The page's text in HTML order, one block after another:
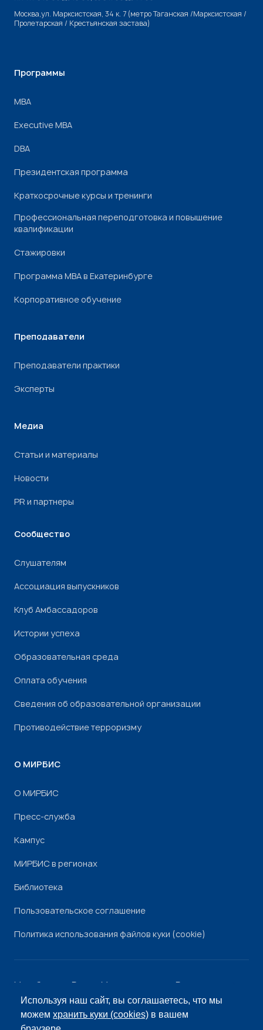
Используя наш сайт, вы соглашаетесь, что мы
можемхранить куки (cookies) в вашем
Москва,ул. Марксистская, 34 к. 7 (метро Таганская /Марксистская /
Пролетарская / Крестьянская застава)
Программы
МВА
Executive MBA
DBA
Президентская программа
Краткосрочные курсы и тренинги
Профессиональная переподготовка и повышение
квалификации
Стажировки
Программа МВА в Екатеринбурге
Корпоративное обучение
Преподаватели
Преподаватели практики
Эксперты
Медиа
Статьи и материалы
Новости
PR и партнеры
Сообщество
Слушателям
Ассоциация выпускников
Клуб Амбассадоров
Истории успеха
Образовательная среда
Оплата обучения
Сведения об образовательной организации
Противодействие терроризму
О МИРБИС
О МИРБИС
Пресс-служба
Кампус
МИРБИС в регионах
Библиотека
Пользовательское соглашение
Политика использования файлов куки (cookie)
Минобрнауки России Минпросвещения России
РоскомнадзорРособрнадзор
© «МИРБИС», 2026